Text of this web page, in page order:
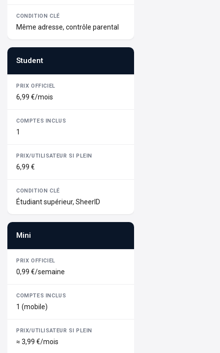
Même adresse, contrôle parental
Student
6,99 €/mois
1
6,99 €
Étudiant supérieur, SheerID
Mini
0,99 €/semaine
1 (mobile)
≈ 3,99 €/mois